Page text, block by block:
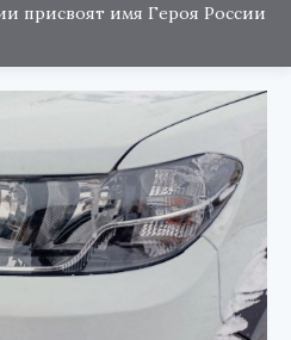
присвоят имя Героя России